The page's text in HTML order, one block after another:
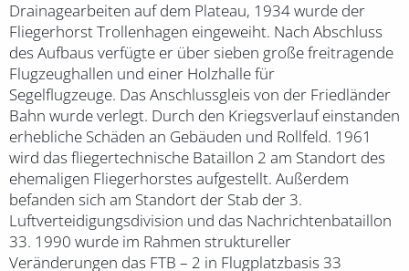
Drainagearbeiten auf dem Plateau, 1934 wurde der
Fliegerhorst Trollenhagen eingeweiht. Nach Abschluss
des Aufbaus verfügte er über sieben große freitragende
Flugzeughallen und einer Holzhalle für
Segelflugzeuge. Das Anschlussgleis von der Friedländer
Bahn wurde verlegt. Durch den Kriegsverlauf einstanden
erhebliche Schäden an Gebäuden und Rollfeld. 1961
wird das fliegertechnische Bataillon 2 am Standort des
ehemaligen Fliegerhorstes aufgestellt. Außerdem
befanden sich am Standort der Stab der 3.
Luftverteidigungsdivision und das Nachrichtenbataillon
33. 1990 wurde im Rahmen struktureller
Veränderungen das FTB – 2 in Flugplatzbasis 33